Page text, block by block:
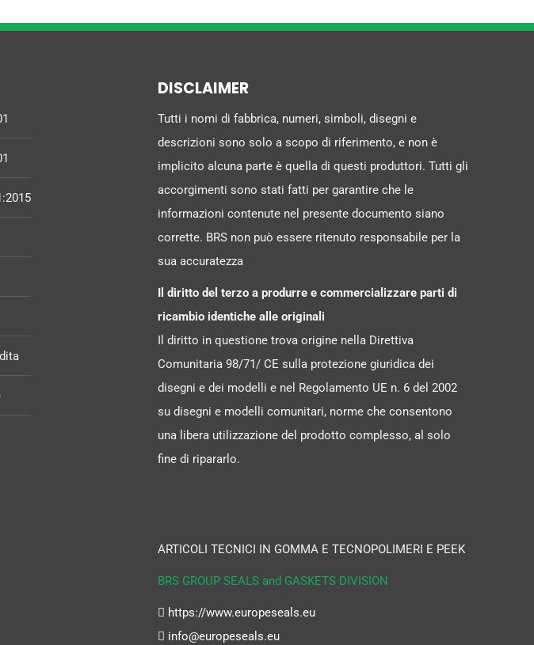
DISCLAIMER
Tutti i nomi di fabbrica, numeri, simboli, disegni e
descrizioni sono solo a scopo di riferimento, e non è
implicito alcuna parte è quella di questi produttori. Tutti gli
accorgimenti sono stati fatti per garantire che le
informazioni contenute nel presente documento siano
corrette. BRS non può essere ritenuto responsabile per la
sua accuratezza
Il diritto del terzo a produrre e commercializzare parti di
ricambio identiche alle originali
Il diritto in questione trova origine nella Direttiva
Comunitaria 98/71/ CE sulla protezione giuridica dei
disegni e dei modelli e nel Regolamento UE n. 6 del 2002
su disegni e modelli comunitari, norme che consentono
una libera utilizzazione del prodotto complesso, al solo
fine di ripararlo.
ARTICOLI TECNICI IN GOMMA E TECNOPOLIMERI E PEEK
BRS GROUP SEALS and GASKETS DIVISION
https://www.europeseals.eu
info@europeseals.eu